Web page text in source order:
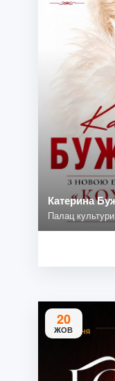
Катерина
Палац
20
ЖОВ